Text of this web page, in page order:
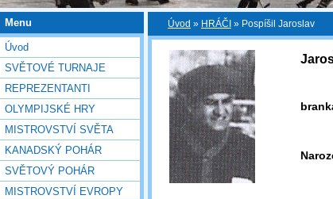
Úvod » HRÁČI » Pospíšil Jaroslav
Menu
Úvod
SVĚTOVÉ TURNAJE
REPREZENTANTI
OLYMPIJSKÉ HRY
MISTROVSTVÍ SVĚTA
KANADSKÝ POHÁR
SVĚTOVÝ POHÁR
MISTROVSTVÍ EVROPY